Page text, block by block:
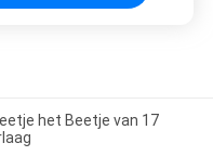
het Beetje van 17